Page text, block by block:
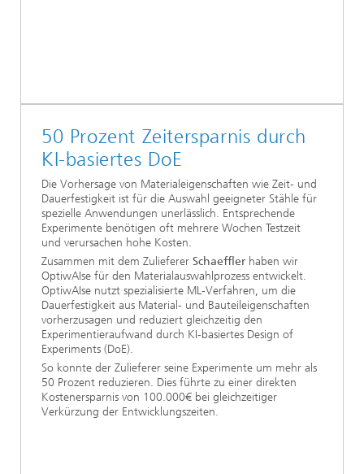
50 Prozent Zeitersparnis durch
KI-basiertes DoE
Die Vorhersage von Materialeigenschaften wie Zeit- und
Dauerfestigkeit ist für die Auswahl geeigneter Stähle für
spezielle Anwendungen unerlässlich. Entsprechende
Experimente benötigen oft mehrere Wochen Testzeit
und verursachen hohe Kosten.
Zusammen mit dem Zulieferer Schaeffler haben wir
OptiwAIse für den Materialauswahlprozess entwickelt.
OptiwAIse nutzt spezialisierte ML-Verfahren, um die
Dauerfestigkeit aus Material- und Bauteileigenschaften
vorherzusagen und reduziert gleichzeitig den
Experimentieraufwand durch KI-basiertes Design of
Experiments (DoE).
So konnte der Zulieferer seine Experimente um mehr als
50 Prozent reduzieren. Dies führte zu einer direkten
Kostenersparnis von 100.000€ bei gleichzeitiger
Verkürzung der Entwicklungszeiten.